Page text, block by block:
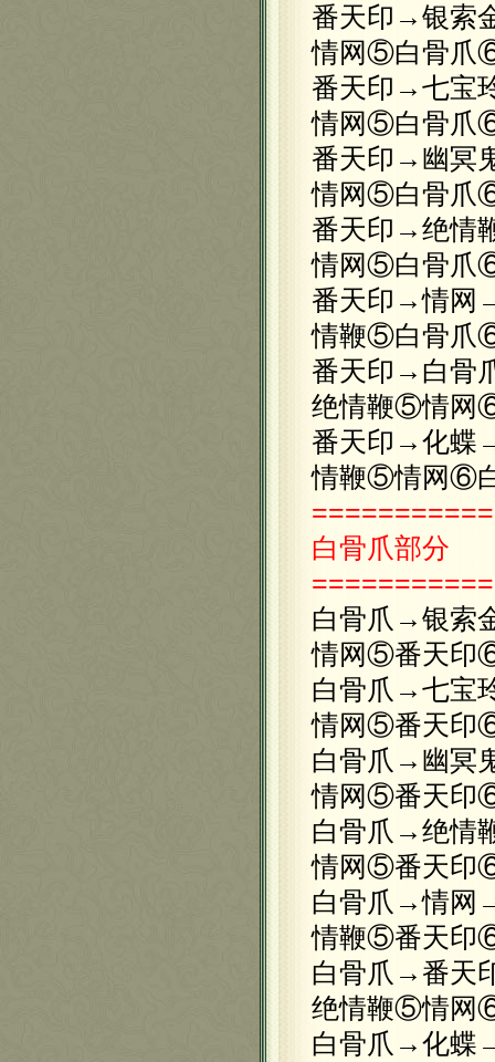
番天印→银索
情网⑤白骨爪
番天印→七宝
情网⑤白骨爪
番天印→幽冥
情网⑤白骨爪
番天印→绝情
情网⑤白骨爪
番天印→情网
情鞭⑤白骨爪
番天印→白骨
绝情鞭⑤情网
番天印→化蝶
情鞭⑤情网⑥
白骨爪部分
白骨爪→银索
情网⑤番天印
白骨爪→七宝
情网⑤番天印
白骨爪→幽冥
情网⑤番天印
白骨爪→绝情
情网⑤番天印
白骨爪→情网
情鞭⑤番天印
白骨爪→番天
绝情鞭⑤情网
白骨爪→化蝶